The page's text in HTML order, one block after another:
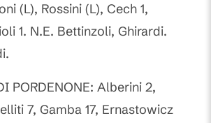
(L), Rossini (L), Cech 1,
1. N.E. Bettinzoli, Ghirardi.
PORDENONE: Alberini 2,
7, Gamba 17, Ernastowicz